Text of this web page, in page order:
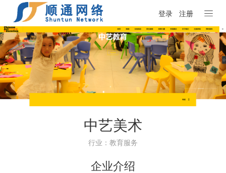
登录 注册
中艺美术
行业：教育服务
企业介绍